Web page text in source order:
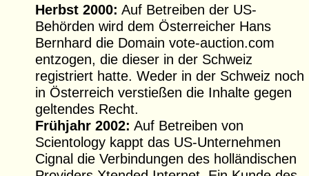
Herbst 2000: Auf Betreiben der US-
Behörden wird dem Österreicher Hans
Bernhard die Domain vote-auction.com
entzogen, die dieser in der Schweiz
registriert hatte. Weder in der Schweiz noch
in Österreich verstießen die Inhalte gegen
geltendes Recht.
Frühjahr 2002: Auf Betreiben von
Scientology kappt das US-Unternehmen
Cignal die Verbindungen des holländischen